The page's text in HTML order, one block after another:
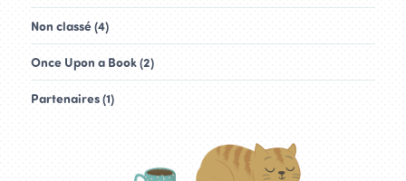
Non classé (4)
Once Upon a Book (2)
Partenaires (1)